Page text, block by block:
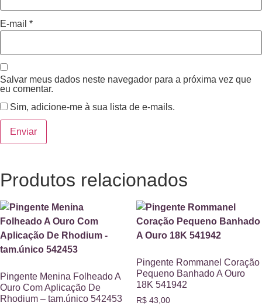
E-mail *
Salvar meus dados neste navegador para a próxima vez que
eu comentar.
Sim, adicione-me à sua lista de e-mails.
Produtos relacionados
Pingente Menina Folheado A
Ouro Com Aplicação De
Rhodium – tam.único 542453
Pingente Rommanel Coração
Pequeno Banhado A Ouro
18K 541942
R$43,00